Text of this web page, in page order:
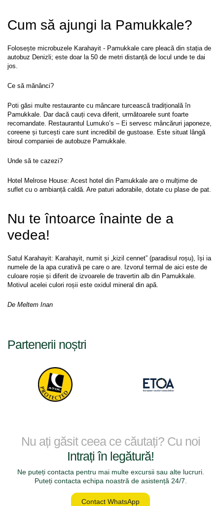
Cum să ajungi la Pamukkale?
Folosește microbuzele Karahayit - Pamukkale care pleacă din stația de
autobuz Denizli; este doar la 50 de metri distanță de locul unde te dai
jos.
Ce să mănânci?
Poti găsi multe restaurante cu mâncare turcească tradițională în
Pamukkale. Dar dacă cauți ceva diferit, următoarele sunt foarte
recomandate. Restaurantul Lumuko’s – Ei servesc mâncăruri japoneze,
coreene și turcești care sunt incredibil de gustoase. Este situat lângă
biroul companiei de autobuze Pamukkale.
Unde să te cazezi?
Hotel Melrose House: Acest hotel din Pamukkale are o mulțime de
suflet cu o ambianță caldă. Are paturi adorabile, dotate cu plase de pat.
Nu te întoarce înainte de a
vedea!
Satul Karahayit: Karahayit, numit și „kizil cennet” (paradisul roșu), își ia
numele de la apa curativă pe care o are. Izvorul termal de aici este de
culoare roșie și diferit de izvoarele de travertin alb din Pamukkale.
Motivul acelei culori roșii este oxidul mineral din apă.
De Meltem Inan
Partenerii noștri
Nu ați găsit ceea ce căutați? Cu noi
Intrați în legătură!
Ne puteți contacta pentru mai multe excursii sau alte lucruri.
Puteți contacta echipa noastră de asistență 24/7.
Contact WhatsApp